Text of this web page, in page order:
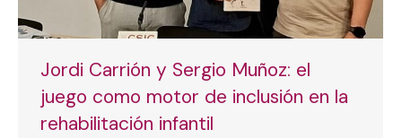
Jordi Carrión y Sergio Muñoz: el
juego como motor de inclusión en la
rehabilitación infantil